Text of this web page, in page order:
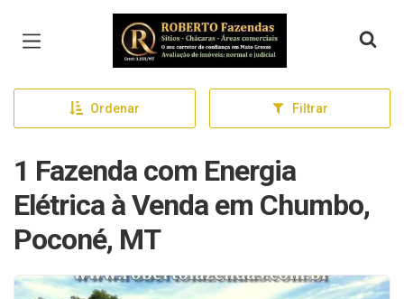
Página inicial
Ordenar Filtrar
1 Fazenda com Energia
Elétrica à Venda em Chumbo,
Poconé, MT